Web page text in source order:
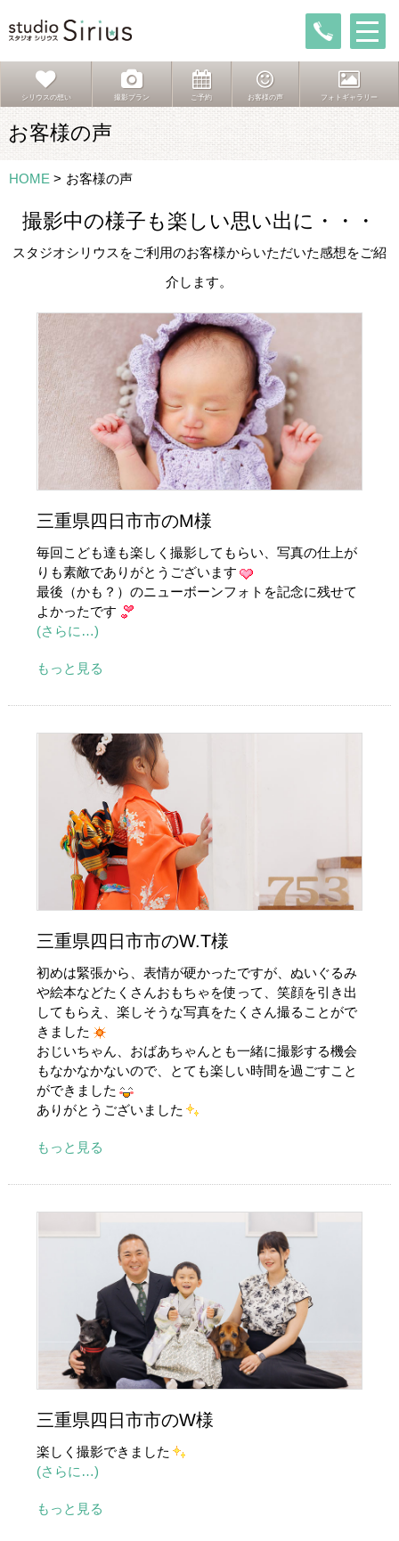
シリウスの想い 撮影プラン ご予約 お客様の声 フォトギャラリー
お客様の声
HOME > お客様の声
撮影中の様子も楽しい思い出に・・・
スタジオシリウスをご利用のお客様からいただいた感想をご紹
介します。
三重県四日市市のM様
毎回こども達も楽しく撮影してもらい、写真の仕上が
りも素敵でありがとうございます
最後（かも？）のニューボーンフォトを記念に残せて
よかったです
(さらに…)
もっと見る
三重県四日市市のW.T様
初めは緊張から、表情が硬かったですが、ぬいぐるみ
や絵本などたくさんおもちゃを使って、笑顔を引き出
してもらえ、楽しそうな写真をたくさん撮ることがで
きました
おじいちゃん、おばあちゃんとも一緒に撮影する機会
もなかなかないので、とても楽しい時間を過ごすこと
ができました
ありがとうございました
もっと見る
三重県四日市市のW様
楽しく撮影できました
(さらに…)
もっと見る